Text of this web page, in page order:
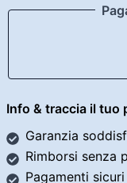
Info & traccia il tuo
Garanzia
Rimborsi senza
Pagamenti sicuri